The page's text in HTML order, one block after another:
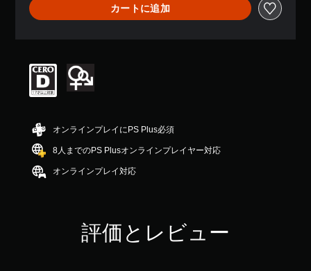
、
平
は
段
中
の
5
す
カートに追加
オンラインプレイにPS Plus必須
8人までのPS Plusオンラインプレイヤー対応
オンラインプレイ対応
評価とレビュー